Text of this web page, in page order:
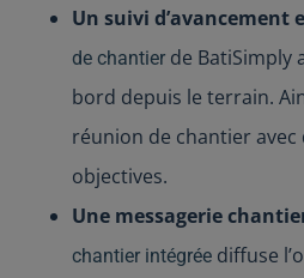
Un suivi d’avancement
de chantier de BatiSimply
bord depuis le terrain.
réunion de chantier avec
objectives.
Une messagerie
chantier intégrée diffuse